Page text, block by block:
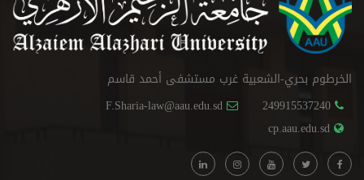
الخرطوم بحري-الشعبية غرب مستشفى أحمد قاسم
249915537240
F.Sharia-law@aau.edu.sd
cp.aau.edu.sd